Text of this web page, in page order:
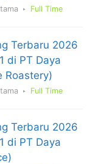
Full Time
Terbaru 2026
di PT Daya
Roastery)
Full Time
Terbaru 2026
di PT Daya